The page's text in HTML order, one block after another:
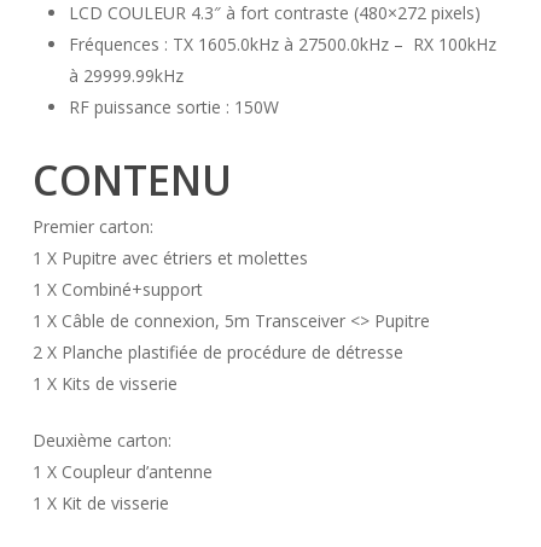
LCD COULEUR 4.3″ à fort contraste (480×272 pixels)
Fréquences : TX 1605.0kHz à 27500.0kHz – RX 100kHz
à 29999.99kHz
RF puissance sortie : 150W
CONTENU
Premier carton:
1 X Pupitre avec étriers et molettes
1 X Combiné+support
1 X Câble de connexion, 5m Transceiver <> Pupitre
2 X Planche plastifiée de procédure de détresse
1 X Kits de visserie
Deuxième carton:
1 X Coupleur d’antenne
1 X Kit de visserie